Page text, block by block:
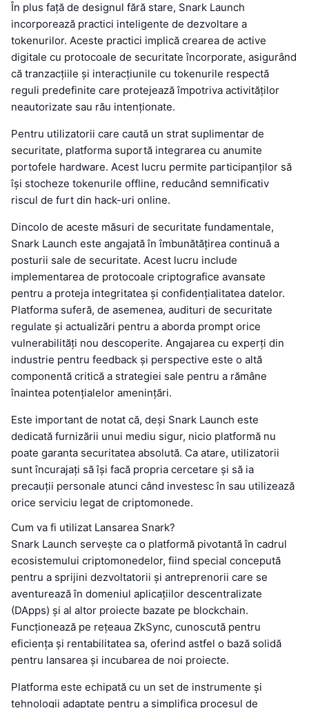
În plus față de designul fără stare, Snark Launch
incorporează practici inteligente de dezvoltare a
tokenurilor. Aceste practici implică crearea de active
digitale cu protocoale de securitate încorporate, asigurând
că tranzacțiile și interacțiunile cu tokenurile respectă
reguli predefinite care protejează împotriva activităților
neautorizate sau rău intenționate.
Pentru utilizatorii care caută un strat suplimentar de
securitate, platforma suportă integrarea cu anumite
portofele hardware. Acest lucru permite participanților să
își stocheze tokenurile offline, reducând semnificativ
riscul de furt din hack-uri online.
Dincolo de aceste măsuri de securitate fundamentale,
Snark Launch este angajată în îmbunătățirea continuă a
posturii sale de securitate. Acest lucru include
implementarea de protocoale criptografice avansate
pentru a proteja integritatea și confidențialitatea datelor.
Platforma suferă, de asemenea, audituri de securitate
regulate și actualizări pentru a aborda prompt orice
vulnerabilități nou descoperite. Angajarea cu experți din
industrie pentru feedback și perspective este o altă
componentă critică a strategiei sale pentru a rămâne
înaintea potențialelor amenințări.
Este important de notat că, deși Snark Launch este
dedicată furnizării unui mediu sigur, nicio platformă nu
poate garanta securitatea absolută. Ca atare, utilizatorii
sunt încurajați să își facă propria cercetare și să ia
precauții personale atunci când investesc în sau utilizează
orice serviciu legat de criptomonede.
Cum va fi utilizat Lansarea Snark?
Snark Launch servește ca o platformă pivotantă în cadrul
ecosistemului criptomonedelor, fiind special concepută
pentru a sprijini dezvoltatorii și antreprenorii care se
aventurează în domeniul aplicațiilor descentralizate
(DApps) și al altor proiecte bazate pe blockchain.
Funcționează pe rețeaua ZkSync, cunoscută pentru
eficiența și rentabilitatea sa, oferind astfel o bază solidă
pentru lansarea și incubarea de noi proiecte.
Platforma este echipată cu un set de instrumente și
tehnologii adaptate pentru a simplifica procesul de